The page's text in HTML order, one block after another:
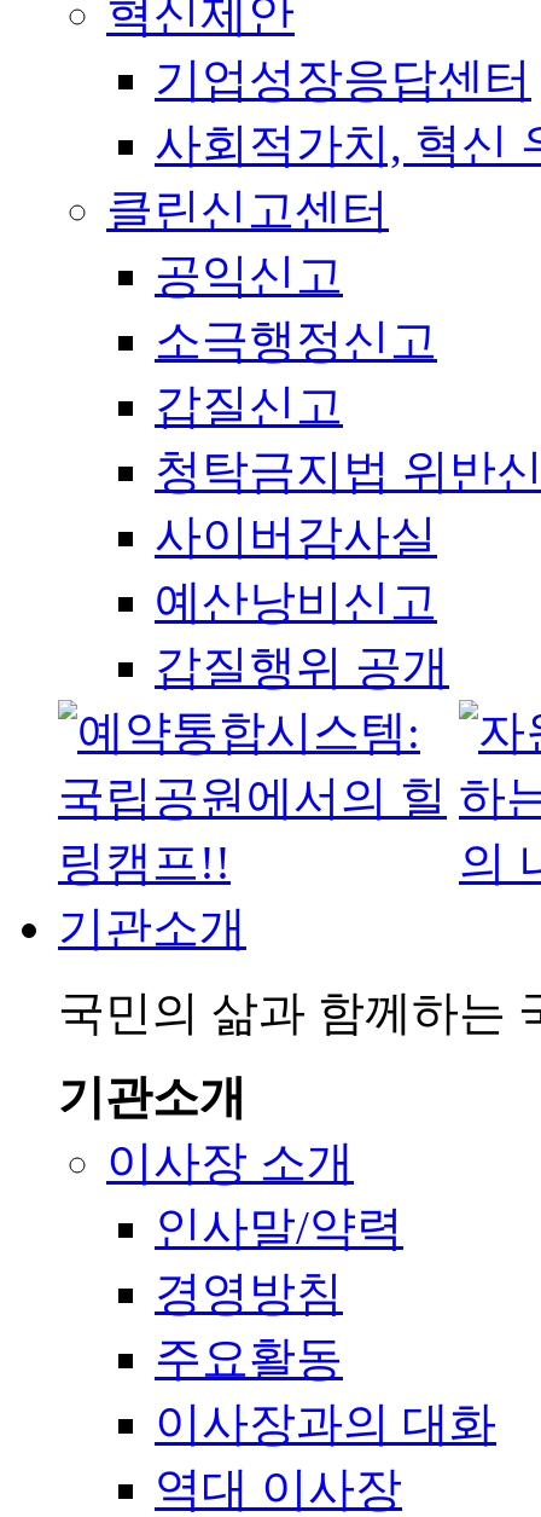
혁신제안
기업성장응답센터
사회적가치, 혁신
클린신고센터
공익신고
소극행정신고
갑질신고
청탁금지법 위반
사이버감사실
예산낭비신고
갑질행위 공개
기관소개
국민의 삶과 함께하는
기관소개
이사장 소개
인사말/약력
경영방침
주요활동
이사장과의 대화
역대 이사장